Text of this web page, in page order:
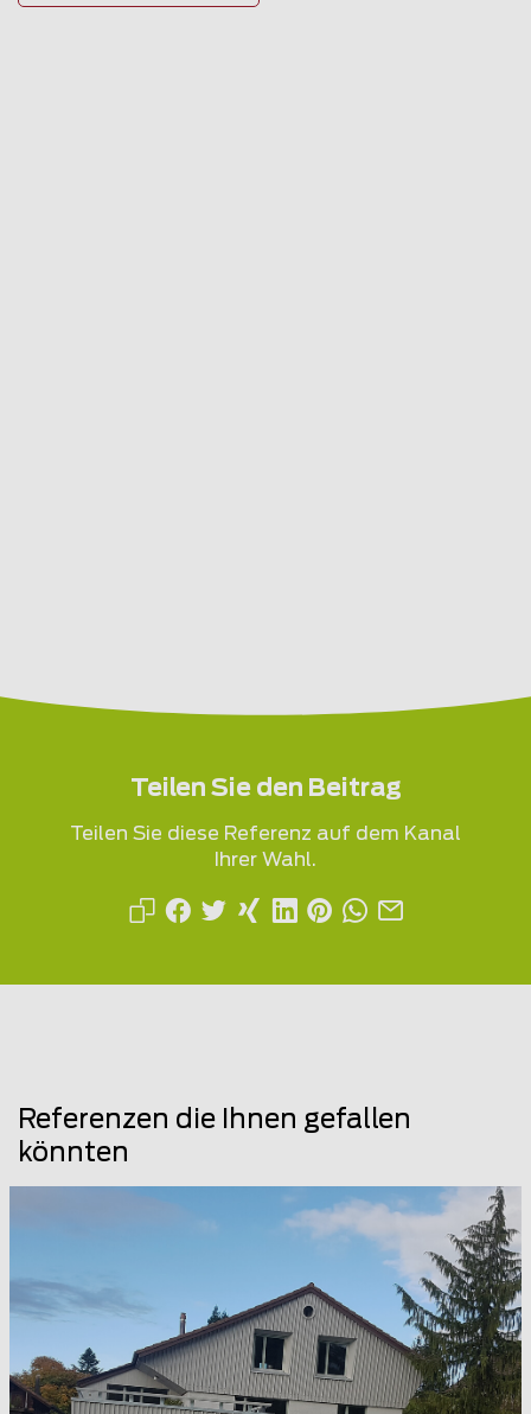
Teilen Sie den Beitrag
Teilen Sie diese Referenz auf dem Kanal
Ihrer Wahl.
Referenzen die Ihnen gefallen
könnten